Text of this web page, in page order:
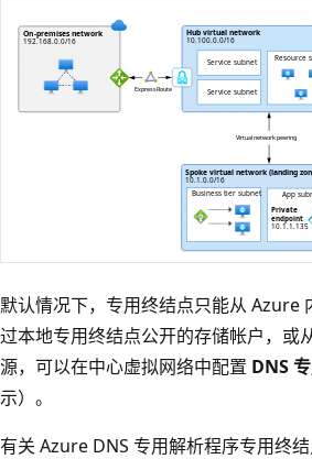
默认情况下，专用终结点只能从 Azure
过本地专用终结点公开的存储帐户，或
源，可以在中心虚拟网络中配置 DNS
示）。
有关 Azure DNS 专用解析程序专用终